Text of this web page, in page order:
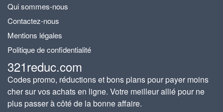
Qui sommes-nous
Contactez-nous
Mentions légales
Politique de confidentialité
321reduc.com
Codes promo, réductions et bons plans pour payer moins
cher sur vos achats en ligne. Votre meilleur allié pour ne
plus passer à côté de la bonne affaire.